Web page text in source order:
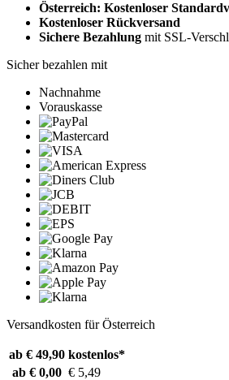
Österreich: Kostenloser
Kostenloser Rückversand
Sichere Bezahlung mit SSL-
Sicher bezahlen mit
Nachnahme
Vorauskasse
Versandkosten für Österreich
ab € 49,90 kostenlos*
ab € 0,00 € 5,49